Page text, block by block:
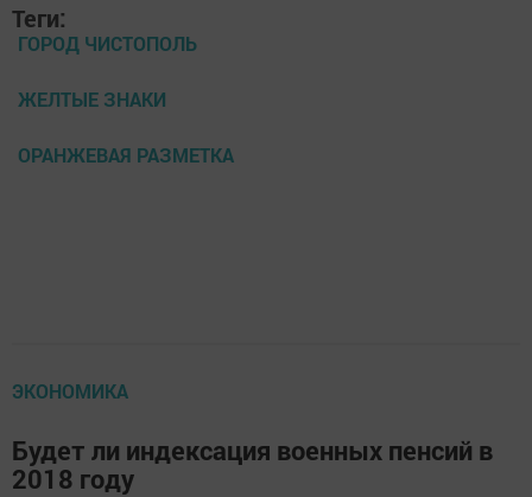
Теги:
ГОРОД ЧИСТОПОЛЬ
ЖЕЛТЫЕ ЗНАКИ
ОРАНЖЕВАЯ РАЗМЕТКА
ЭКОНОМИКА
Будет ли индексация военных пенсий в
2018 году